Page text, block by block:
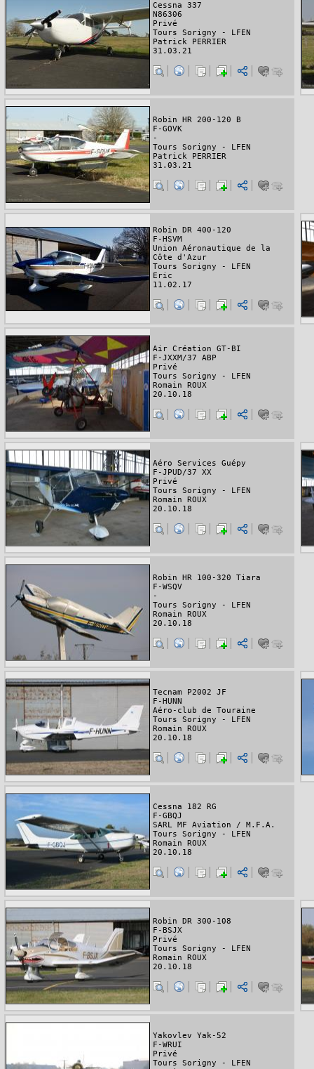
Cessna 337
N86306
Privé
Tours Sorigny - LFEN
Patrick PERRIER
31.03.21
Robin HR 200-120 B
F-GOVK
-
Tours Sorigny - LFEN
Patrick PERRIER
31.03.21
Robin DR 400-120
F-HSVM
Union Aéronautique de la
Côte d'Azur
Tours Sorigny - LFEN
Eric
11.02.17
Air Création GT-BI
F-JXXM/37 ABP
Privé
Tours Sorigny - LFEN
Romain ROUX
20.10.18
Aéro Services Guépy
F-JPUD/37 XX
Privé
Tours Sorigny - LFEN
Romain ROUX
20.10.18
Robin HR 100-320 Tiara
F-WSQV
-
Tours Sorigny - LFEN
Romain ROUX
20.10.18
Tecnam P2002 JF
F-HUNN
Aéro-club de Touraine
Tours Sorigny - LFEN
Romain ROUX
20.10.18
Cessna 182 RG
F-GBQJ
SARL MF Aviation / M.F.A.
Tours Sorigny - LFEN
Romain ROUX
20.10.18
Robin DR 300-108
F-BSJX
Privé
Tours Sorigny - LFEN
Romain ROUX
20.10.18
Yakovlev Yak-52
F-WRUI
Privé
Tours Sorigny - LFEN